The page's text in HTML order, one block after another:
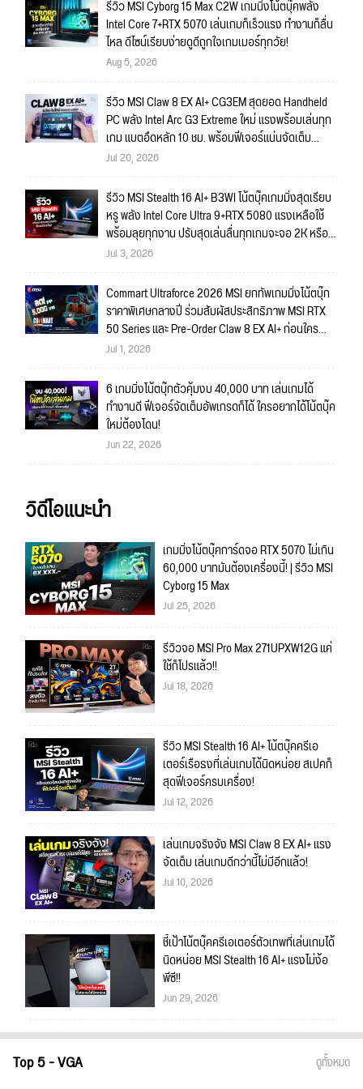
รีวิว MSI Cyborg 15 Max C2W เกมมิ่งโน้ตบุ๊คพลัง
Intel Core 7+RTX 5070 เล่นเกมก็เร็วแรง ทำงานก็ลื่น
ไหล ดีไซน์เรียบง่ายดูดีถูกใจเกมเมอร์ทุกวัย!
Aug 5, 2026
รีวิว MSI Claw 8 EX AI+ CG3EM สุดยอด Handheld
PC พลัง Intel Arc G3 Extreme ใหม่ แรงพร้อมเล่นทุก
เกม แบตอึดหลัก 10 ชม. พร้อมฟีเจอร์แน่นจัดเต็ม
ถึงใจ!!
Jul 20, 2026
รีวิว MSI Stealth 16 AI+ B3WI โน้ตบุ๊คเกมมิ่งสุดเรียบ
หรู พลัง Intel Core Ultra 9+RTX 5080 แรงเหลือใช้
พร้อมลุยทุกงาน ปรับสุดเล่นลื่นทุกเกมจะจอ 2K หรือ
4K ก็สบายมาก!!
Jul 3, 2026
Commart Ultraforce 2026 MSI ยกทัพเกมมิ่งโน้ตบุ๊ก
ราคาพิเศษกลางปี ร่วมสัมผัสประสิทธิภาพ MSI RTX
50 Series และ Pre-Order Claw 8 EX AI+ ก่อนใคร
พร้อมของรางวัลเข้าร่วมกิจกรรมในงาน!
Jul 1, 2026
6 เกมมิ่งโน้ตบุ๊กตัวคุ้มงบ 40,000 บาท เล่นเกมได้
ทำงานดี ฟีเจอร์จัดเต็มอัพเกรดก็ได้ ใครอยากได้โน้ตบุ๊ค
ใหม่ต้องโดน!
Jun 22, 2026
วิดีโอแนะนำ
เกมมิ่งโน้ตบุ๊คการ์ดจอ RTX 5070 ไม่เกิน
60,000 บาทมันต้องเครื่องนี้! | รีวิว MSI
Cyborg 15 Max
Jul 25, 2026
รีวิวจอ MSI Pro Max 271UPXW12G แค่
ใช้ก็โปรแล้ว!!
Jul 18, 2026
รีวิว MSI Stealth 16 AI+ โน้ตบุ๊คครีเอ
เตอร์เรือธงที่เล่นเกมได้นิดหน่อย สเปคก็
สุดฟีเจอร์ครบเครื่อง!
Jul 12, 2026
เล่นเกมจริงจัง MSI Claw 8 EX AI+ แรง
จัดเต็ม เล่นเกมดีกว่านี้ไม่มีอีกแล้ว!
Jul 10, 2026
ชี้เป้าโน้ตบุ๊คครีเอเตอร์ตัวเทพที่เล่นเกมได้
นิดหน่อย MSI Stealth 16 AI+ แรงไม่ง้อ
พีซี!!
Jun 29, 2026
Top 5 - VGA ดูทั้งหมด